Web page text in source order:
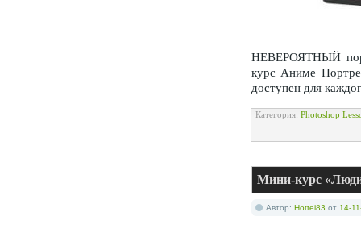
НЕВЕРОЯТНЫЙ
курс Аниме
доступен для
Категория: Photoshop
Мини-курс
Автор: Hottei83 от 14-